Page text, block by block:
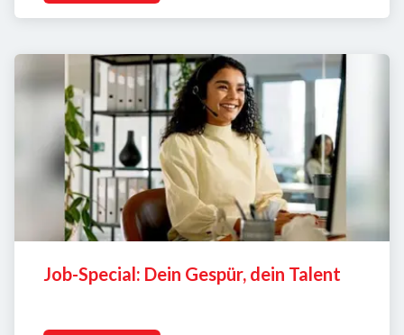
Job-Special: Dein Gespür, dein Talent